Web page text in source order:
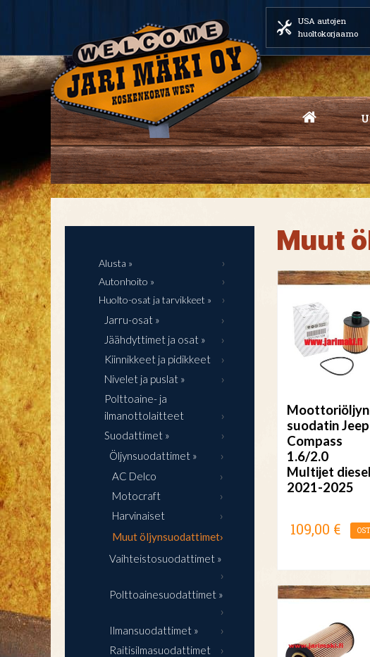
USA autojen
huoltokorjaamo
Alusta »
Autonhoito »
Huolto-osat ja tarvikkeet »
Jarru-osat »
Jäähdyttimet ja osat »
Kiinnikkeet ja pidikkeet
Nivelet ja puslat »
Polttoaine- ja
ilmanottolaitteet
Suodattimet »
Öljynsuodattimet »
AC Delco
Motocraft
Harvinaiset
Muut öljynsuodattimet
Vaihteistosuodattimet »
Polttoainesuodattimet »
Ilmansuodattimet »
Raitisilmasuodattimet
Muut
Moottoriöljyn
suodatin Jeep
Compass
1.6/2.0
Multijet diesel
2021-2025
109,00 €